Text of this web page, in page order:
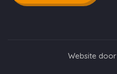
Website door